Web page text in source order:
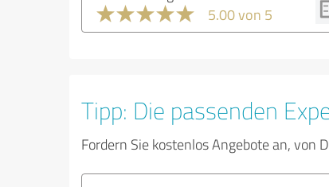
5.00 von 5
Tipp: Die passenden
Fordern Sie kostenlos Angebote an, von